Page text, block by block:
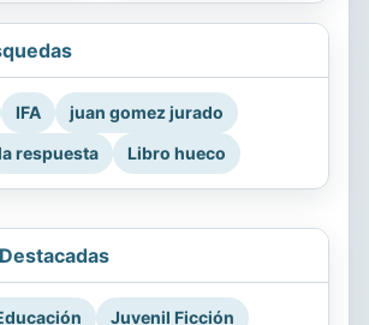
IFA
juan gomez jurado
respuesta Libro hueco
Juvenil Ficción